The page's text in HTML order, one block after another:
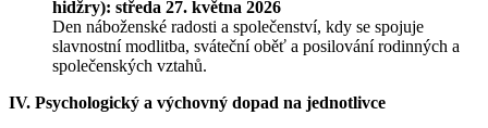
hidžry): středa 27. května 2026
Den náboženské radosti a společenství, kdy se spojuje
slavnostní modlitba, sváteční oběť a posilování rodinných a
společenských vztahů.
IV. Psychologický a výchovný dopad na jednotlivce